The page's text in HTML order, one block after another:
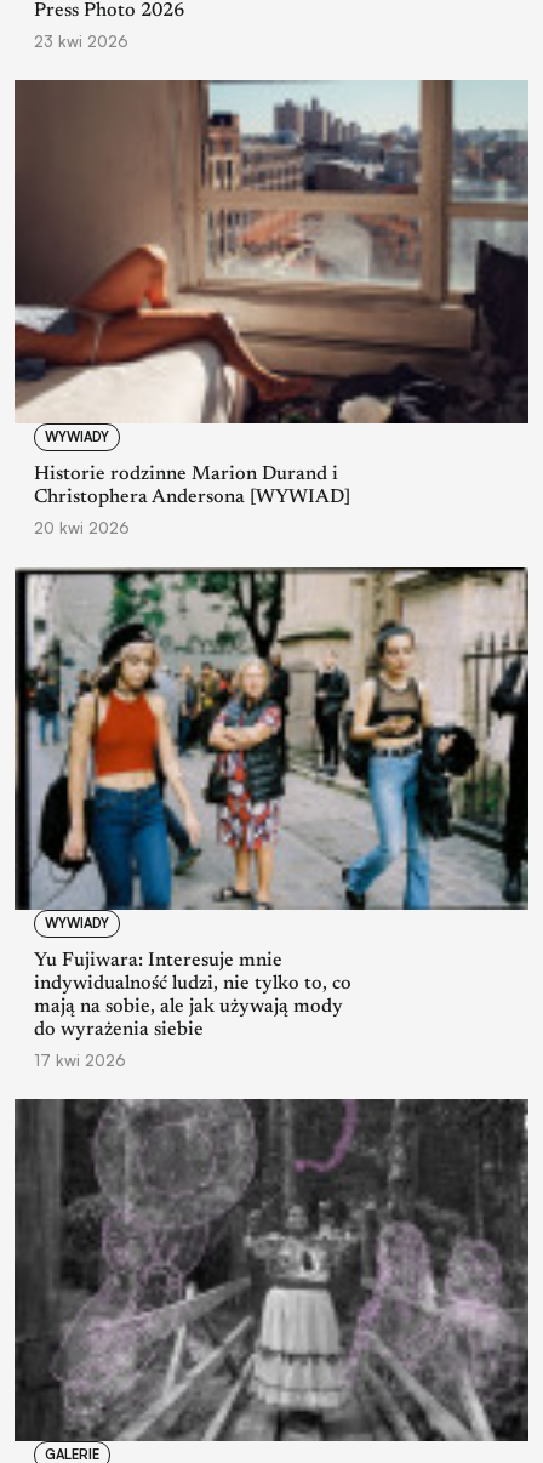
Press Photo 2026
23 kwi 2026
WYWIADY
Historie rodzinne Marion Durand i
Christophera Andersona [WYWIAD]
20 kwi 2026
WYWIADY
Yu Fujiwara: Interesuje mnie
indywidualność ludzi, nie tylko to, co
mają na sobie, ale jak używają mody
do wyrażenia siebie
17 kwi 2026
GALERIE